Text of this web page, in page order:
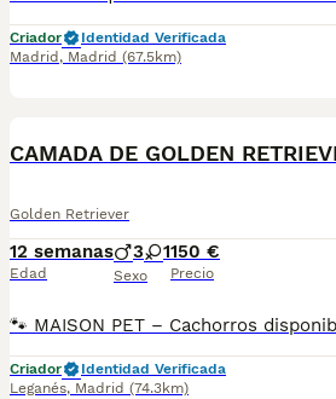
Criador
Identidad Verificada
Madrid , Madrid (67.5km)
CAMADA DE GOLDEN
Golden Retriever
12 semanas
Edad
3 1
Sexo
150 €
Precio
Criador
Identidad Verificada
Leganés, Madrid (74.3km)